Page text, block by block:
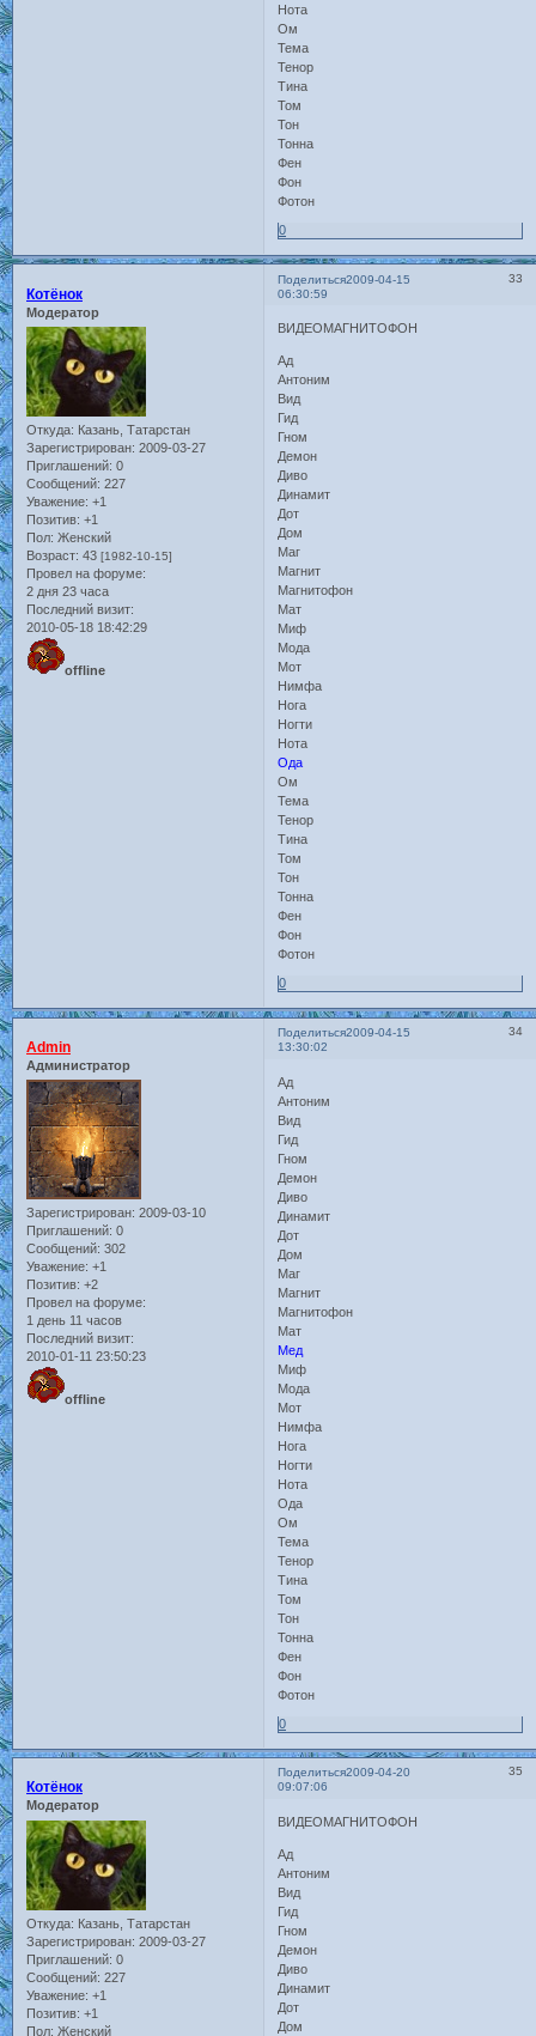
Нота
Ом
Тема
Тенор
Тина
Том
Тон
Тонна
Фен
Фон
Фотон
0
Поделиться 33
2009-04-15
06:30:59
Котёнок
Модератор
Откуда: Казань, Татарстан
Зарегистрирован: 2009-03-27
Приглашений: 0
Сообщений: 227
Уважение: +1
Позитив: +1
Пол: Женский
Возраст: 43 [1982-10-15]
Провел на форуме:
2 дня 23 часа
Последний визит:
2010-05-18 18:42:29
offline
ВИДЕОМАГНИТОФОН
Ад
Антоним
Вид
Гид
Гном
Демон
Диво
Динамит
Дот
Дом
Маг
Магнит
Магнитофон
Мат
Миф
Мода
Мот
Нимфа
Нога
Ногти
Нота
Ода
Ом
Тема
Тенор
Тина
Том
Тон
Тонна
Фен
Фон
Фотон
0
Поделиться 34
2009-04-15
13:30:02
Admin
Администратор
Зарегистрирован: 2009-03-10
Приглашений: 0
Сообщений: 302
Уважение: +1
Позитив: +2
Провел на форуме:
1 день 11 часов
Последний визит:
2010-01-11 23:50:23
offline
Ад
Антоним
Вид
Гид
Гном
Демон
Диво
Динамит
Дот
Дом
Маг
Магнит
Магнитофон
Мат
Мед
Миф
Мода
Мот
Нимфа
Нога
Ногти
Нота
Ода
Ом
Тема
Тенор
Тина
Том
Тон
Тонна
Фен
Фон
Фотон
0
Поделиться 35
2009-04-20
09:07:06
Котёнок
Модератор
Откуда: Казань, Татарстан
Зарегистрирован: 2009-03-27
Приглашений: 0
Сообщений: 227
Уважение: +1
Позитив: +1
Пол: Женский
ВИДЕОМАГНИТОФОН
Ад
Антоним
Вид
Гид
Гном
Демон
Диво
Динамит
Дот
Дом